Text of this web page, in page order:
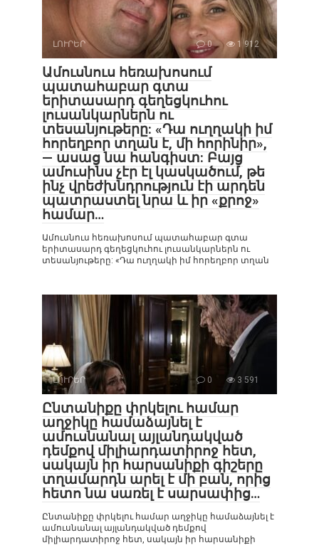
ԼՈՒՐԵՐ 0 1 912
Ամուսնուս հեռախոսում
պատահաբար գտա
երիտասարդ գեղեցկուհու
լուսանկարներն ու
տեսանյութերը: «Դա ուղղակի իմ
հորեղբոր տղան է, մի հորինիր»,
— ասաց նա հանգիստ: Բայց
ամուսինս չէր էլ կասկածում, թե
ինչ վրեժխնդրություն էի արդեն
պատրաստել նրա և իր «քրոջ»
համար…
Ամուսնուս հեռախոսում պատահաբար գտա
երիտասարդ գեղեցկուհու լուսանկարներն ու
տեսանյութերը: «Դա ուղղակի իմ հորեղբոր տղան
ԼՈՒՐԵՐ 0 3 591
Ընտանիքը փրկելու համար
աղջիկը համաձայնել է
ամուսնանալ այլանդակված
դեմքով միլիարդատիրոջ հետ,
սակայն իր հարսանիքի գիշերը
տղամարդն արել է մի բան, որից
հետո նա սառել է սարսափից…
Ընտանիքը փրկելու համար աղջիկը համաձայնել է
ամուսնանալ այլանդակված դեմքով
միլիարդատիրոջ հետ, սակայն իր հարսանիքի